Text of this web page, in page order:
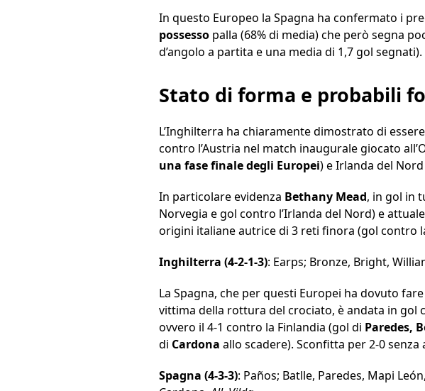
In questo Europeo la Spagna ha confermato i
possesso palla (68% di media) che però segna
d’angolo a partita e una media di 1,7 gol segnati).
Stato di forma e probabili
L’Inghilterra ha chiaramente dimostrato di
contro l’Austria nel match inaugurale giocato
una fase finale degli Europei) e Irlanda del Nord
In particolare evidenza Bethany Mead, in gol in
Norvegia e gol contro l’Irlanda del Nord) e
origini italiane autrice di 3 reti finora (gol contro
Inghilterra (4-2-1-3): Earps; Bronze, Bright,
La Spagna, che per questi Europei ha dovuto
vittima della rottura del crociato, è andata in gol
ovvero il 4-1 contro la Finlandia (gol di Paredes,
di Cardona allo scadere). Sconfitta per 2-0
Spagna (4-3-3): Paños; Batlle, Paredes, Mapi